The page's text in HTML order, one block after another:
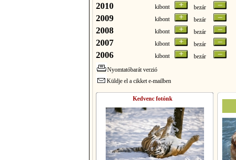
2010 kibont bezár
2009 kibont bezár
2008 kibont bezár
2007 kibont bezár
2006 kibont
bezár
Nyomtatóbarát verzió
Küldje el a cikket e-mailben
Kedvenc fotónk